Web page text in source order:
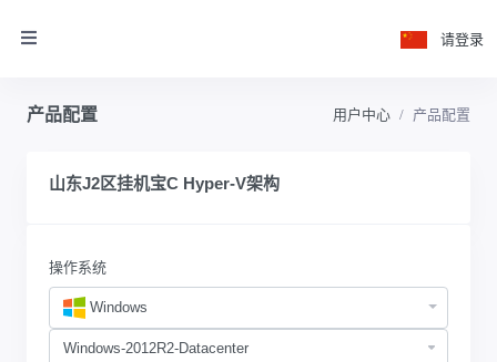
请登录
产品配置 用户中心 产品配置
山东J2区挂机宝C Hyper-V架构
操作系统
Windows